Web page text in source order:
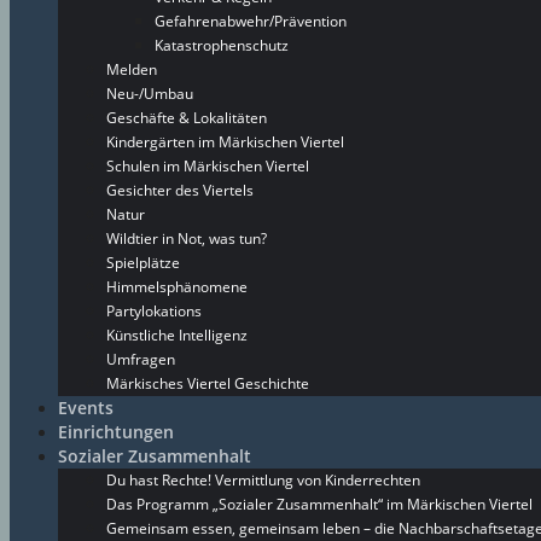
Gefahrenabwehr/Prävention
Katastrophenschutz
Melden
Neu-/Umbau
Geschäfte & Lokalitäten
Kindergärten im Märkischen Viertel
Schulen im Märkischen Viertel
Gesichter des Viertels
Natur
Wildtier in Not, was tun?
Spielplätze
Himmelsphänomene
Partylokations
Künstliche Intelligenz
Umfragen
Märkisches Viertel Geschichte
Events
Einrichtungen
Sozialer Zusammenhalt
Du hast Rechte! Vermittlung von Kinderrechten
Das Programm „Sozialer Zusammenhalt“ im Märkischen Viertel
Gemeinsam essen, gemeinsam leben – die